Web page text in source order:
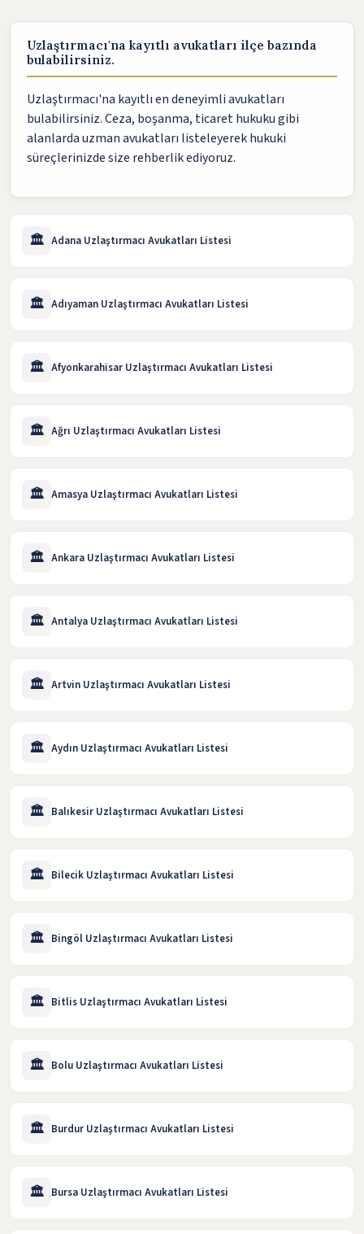
Uzlaştırmacı'na kayıtlı avukatları ilçe bazında
bulabilirsiniz.
Uzlaştırmacı'na kayıtlı en deneyimli avukatları
bulabilirsiniz. Ceza, boşanma, ticaret hukuku gibi
alanlarda uzman avukatları listeleyerek hukuki
süreçlerinizde size rehberlik ediyoruz.
🏛️ Adana Uzlaştırmacı Avukatları Listesi
🏛️ Adıyaman Uzlaştırmacı Avukatları Listesi
🏛️ Afyonkarahisar Uzlaştırmacı Avukatları Listesi
🏛️ Ağrı Uzlaştırmacı Avukatları Listesi
🏛️ Amasya Uzlaştırmacı Avukatları Listesi
🏛️ Ankara Uzlaştırmacı Avukatları Listesi
🏛️ Antalya Uzlaştırmacı Avukatları Listesi
🏛️ Artvin Uzlaştırmacı Avukatları Listesi
🏛️ Aydın Uzlaştırmacı Avukatları Listesi
🏛️ Balıkesir Uzlaştırmacı Avukatları Listesi
🏛️ Bilecik Uzlaştırmacı Avukatları Listesi
🏛️ Bingöl Uzlaştırmacı Avukatları Listesi
🏛️ Bitlis Uzlaştırmacı Avukatları Listesi
🏛️ Bolu Uzlaştırmacı Avukatları Listesi
🏛️ Burdur Uzlaştırmacı Avukatları Listesi
🏛️ Bursa Uzlaştırmacı Avukatları Listesi